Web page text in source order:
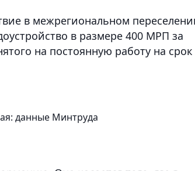
в межрегиональном
в размере 400 МРП за
на постоянную работу на
данные Минтруда